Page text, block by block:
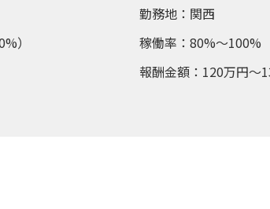
）
勤務地：関西
稼働率：80%～100%
報酬金額：120万円～